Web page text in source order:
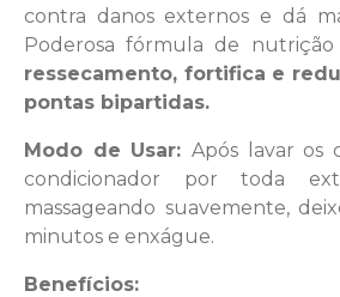
contra danos externos e dá
Poderosa fórmula de
ressecamento, fortifica e
pontas bipartidas.
Modo de Usar: Após lavar os
condicionador por toda
massageando suavemente,
minutos e enxágue.
Benefícios: